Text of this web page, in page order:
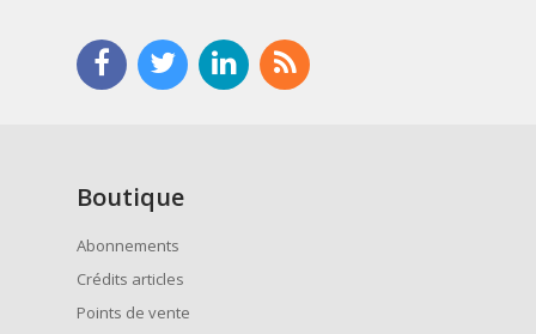
Boutique
Abonnements
Crédits articles
Points de vente